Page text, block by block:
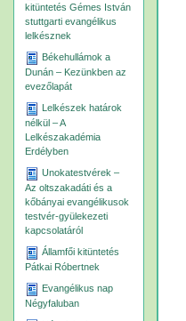
kitüntetés Gémes István
stuttgarti evangélikus
lelkésznek
Békehullámok a
Dunán – Kezünkben az
evezőlapát
Lelkészek határok
nélkül – A
Lelkészakadémia
Erdélyben
Unokatestvérek –
Az oltszakadáti és a
kőbányai evangélikusok
testvér-gyülekezeti
kapcsolatáról
Államfői kitüntetés
Pátkai Róbertnek
Evangélikus nap
Négyfaluban